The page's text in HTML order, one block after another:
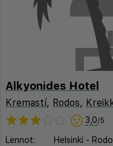
Alkyonides Hotel
Kremastí, Rodos,
3,0/5
Lennot: Helsinki -